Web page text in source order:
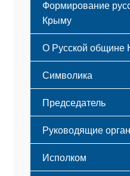
Формирование
Крыму
Русский Крым
О Русской общине
Этапы
Принципы
Структура
Мероприятия
Символика
Флаг
Герб
Гимн
Председатель
Руководящие
Исполком